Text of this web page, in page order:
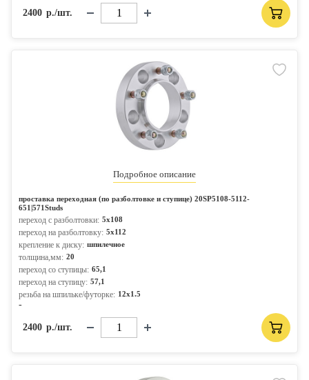
2400 р./шт.
Подробное описание
проставка переходная (по разболтовке и ступице) 20SP5108-5112-
651|571Studs
переход с разболтовки: 5x108
переход на разболтовку: 5x112
крепление к диску: шпилечное
толщина,мм: 20
переход со ступицы: 65,1
переход на ступицу: 57,1
резьба на шпильке/футорке: 12x1.5
-
2400 р./шт.